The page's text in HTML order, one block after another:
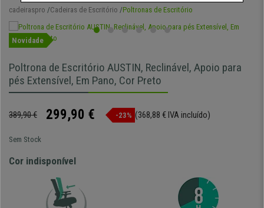
cadeiraspro Cadeiras de Escritório Poltronas de Escritório
Novidade
Poltrona de Escritório AUSTIN, Reclinável, Apoio para
pés Extensível, Em Pano, Cor Preto
389,90 € 299,90 € -23% (368,88 € IVA incluído)
Sem Stock
Cor indisponível